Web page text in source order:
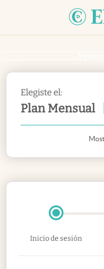
Elegiste el:
Plan Mensual
Inicio de sesión